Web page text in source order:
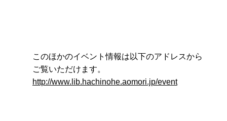
このほかのイベント情報は以下のアドレスから
ご覧いただけます。
http://www.lib.hachinohe.aomori.jp/event